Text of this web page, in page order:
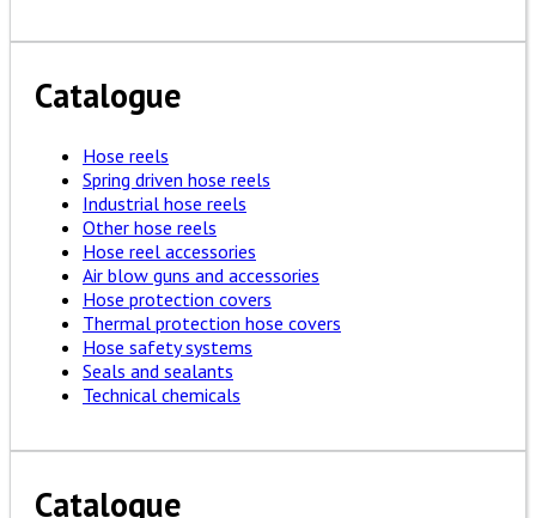
Catalogue
Hose reels
Spring driven hose reels
Industrial hose reels
Other hose reels
Hose reel accessories
Air blow guns and accessories
Hose protection covers
Thermal protection hose covers
Hose safety systems
Seals and sealants
Technical chemicals
Catalogue